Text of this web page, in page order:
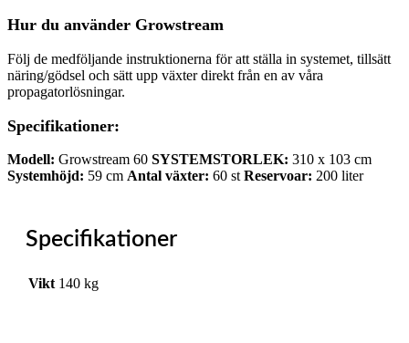
Hur du använder Growstream
Följ de medföljande instruktionerna för att ställa in systemet, tillsätt
näring/gödsel och sätt upp växter direkt från en av våra
propagatorlösningar.
Specifikationer:
Modell: Growstream 60 SYSTEMSTORLEK: 310 x 103 cm
Systemhöjd: 59 cm Antal växter: 60 st Reservoar: 200 liter
Specifikationer
Vikt 140 kg